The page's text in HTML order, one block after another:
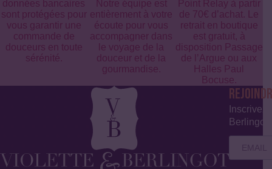
données bancaires
sont protégées pour
vous garantir une
commande de
douceurs en toute
sérénité.
Notre équipe est
entièrement à votre
écoute pour vous
accompagner dans
le voyage de la
douceur et de la
gourmandise.
Point Relay à partir
de 70€ d’achat. Le
retrait en boutique
est gratuit, à
disposition Passage
de l’Argue ou aux
Halles Paul
Bocuse.
Berlingot